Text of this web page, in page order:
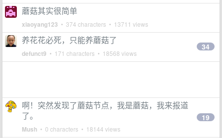
蘑菇其实很简单
xiaoyang123 • 374 characters • 13711 views
养花花必死，只能养蘑菇了
defunct9 • 171 characters • 18568 views
34
啊！突然发现了蘑菇节点，我是蘑菇，我来报道
了。
Mush • 0 characters • 18144 views
19